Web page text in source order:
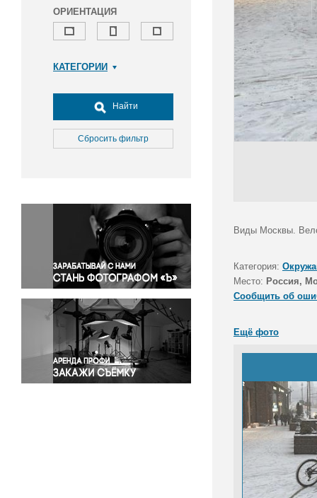
ОРИЕНТАЦИЯ
КАТЕГОРИИ
Досуг, туризм и отдых
Культура
Медицина
Окружающая среда
Политика
Правосудие
Происшествия и конфликты
Религия
Светская жизнь
Спорт
Экология
Экономика и бизнес
Найти
Сбросить фильтр
Виды Москвы.
Категория:
Место: Россия,
Сообщить об
Ещё фото